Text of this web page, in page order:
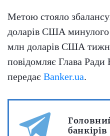
Метою стояло
доларів США минулого
млн доларів США
повідомляє Глава
передає Banker.ua.
банкірів